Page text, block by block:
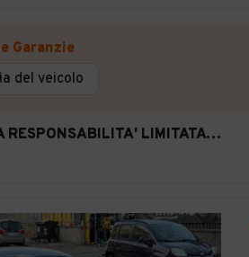
Garanzie
del veicolo
GEMI SOCIETA' A RESPONSABILITA' LIMITATA SEMPLIFIC